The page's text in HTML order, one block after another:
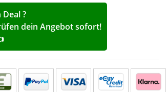
?
dein Angebot sofort!